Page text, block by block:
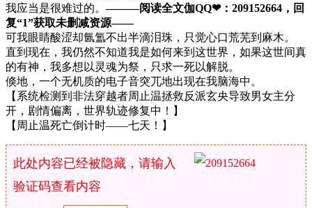
我应当是很难过的。———阅读全文伽QQ❤：209152664，回
复“1”获取未删减资源—​​​​—
可我眼睛酸涩却氤氲不出半滴泪珠，只觉心口荒芜到麻木。
直到现在，我仍然不知道我是如何来到这世界，如果这世间真
的有神，我多想以灵魂为祭，只求一死以解脱。
倏地，一个无机质的电子音突兀地出现在我脑海中。
【系统检测到非法穿越者周止温拯救反派玄央导致男女主分
开，剧情偏离，世界轨迹修复中！】
【周止温死亡倒计时——七天！】
此处内容已经被隐藏，请输入
验证码查看内容